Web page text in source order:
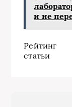
и не
Рейтинг
статьи